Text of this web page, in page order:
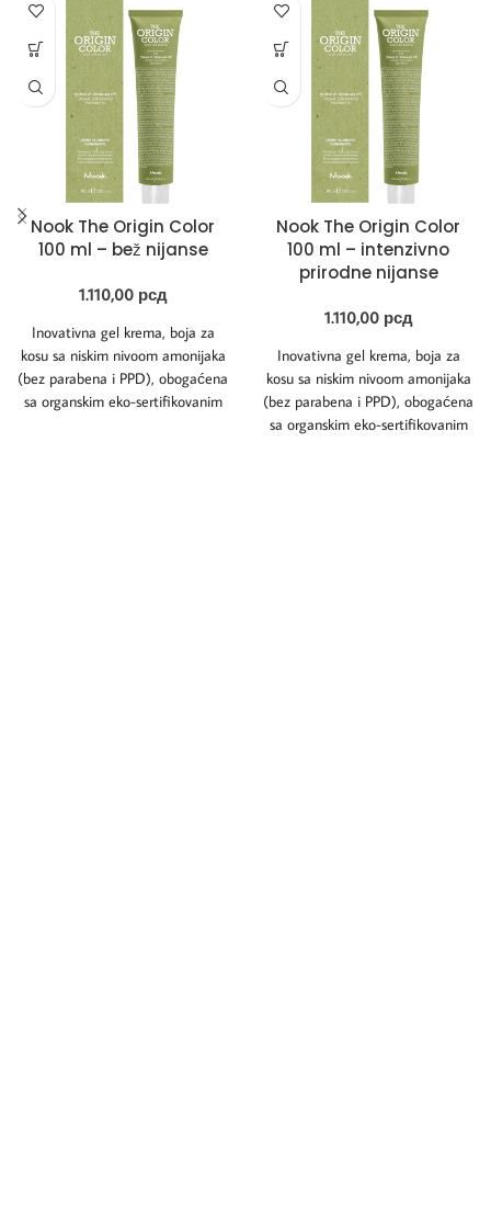
Nook The Origin Color
100 ml – bež nijanse
1.110,00 рсд
Inovativna gel krema, boja za
kosu sa niskim nivoom amonijaka
(bez parabena i PPD), obogaćena
sa organskim eko-sertifikovanim
Nook The Origin Color
100 ml – intenzivno
prirodne nijanse
1.110,00 рсд
Inovativna gel krema, boja za
kosu sa niskim nivoom amonijaka
(bez parabena i PPD), obogaćena
sa organskim eko-sertifikovanim